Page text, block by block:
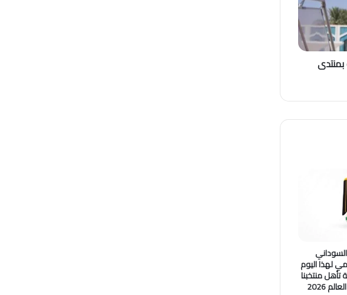
لهذا اليوم
منتخبنا
2026